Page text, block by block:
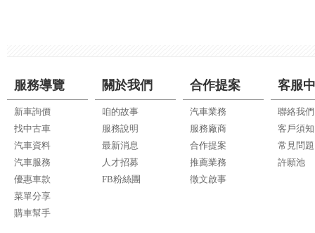
服務導覽
新車詢價
找中古車
汽車資料
汽車服務
優惠車款
菜單分享
購車幫手
關於我們
咱的故事
服務說明
最新消息
人才招募
FB粉絲團
合作提案
汽車業務
服務廠商
合作提案
推薦業務
徵文啟事
客服
聯絡我們
客戶須知
常見問題
許願池